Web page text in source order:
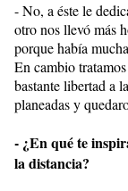
- No, a éste le
otro nos llevó más
porque había
En cambio
bastante libertad a
planeadas y
- ¿En qué te
la distancia?